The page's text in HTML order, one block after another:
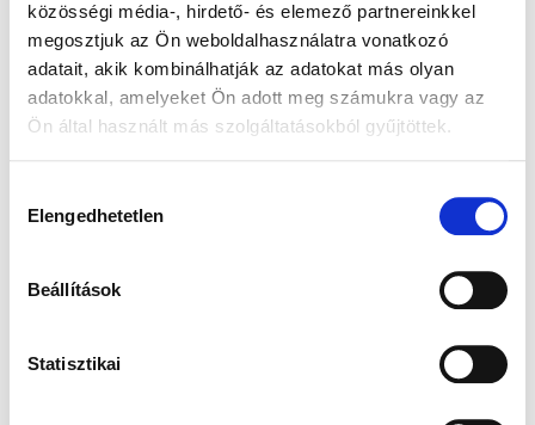
közösségi média-, hirdető- és elemező partnereinkkel
megosztjuk az Ön weboldalhasználatra vonatkozó
adatait, akik kombinálhatják az adatokat más olyan
adatokkal, amelyeket Ön adott meg számukra vagy az
Ön által használt más szolgáltatásokból gyűjtöttek.
kiválasztása
Elengedhetetlen
Beállítások
Statisztikai